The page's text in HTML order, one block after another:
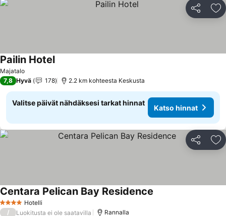
Jaa
Majatalo
Pailin HotelKatso hinnat
7,8 Hyvä 178 2.2 km kohteesta Keskusta
Valitse päivät nähdäksesi tarkat hinnat
Katso hinnat
Jaa
4 Tähtiluokitus
Hotelli
Centara Pelican Bay Residence
/ Luokitusta ei ole saatavilla Rannalla